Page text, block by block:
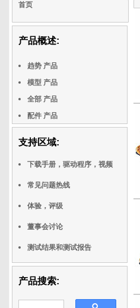
首页
产品概述:
趋势 产品
模型 产品
全部 产品
配件 产品
支持区域:
下载手册，驱动程序，视频
常见问题热线
体验，评级
董事会讨论
测试结果和测试报告
产品搜索: